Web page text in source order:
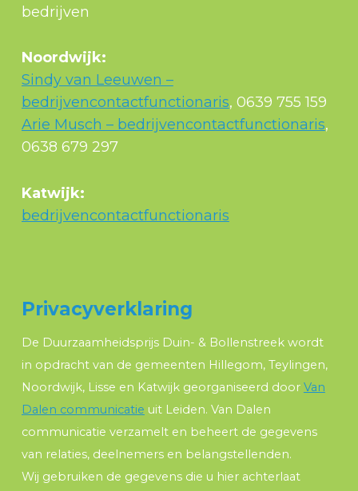
bedrijven
Noordwijk:
Sindy van Leeuwen –
bedrijvencontactfunctionaris, 0639 755 159
Arie Musch – bedrijvencontactfunctionaris,
0638 679 297
Katwijk:
bedrijvencontactfunctionaris
Privacyverklaring
De Duurzaamheidsprijs Duin- & Bollenstreek wordt
in opdracht van de gemeenten Hillegom, Teylingen,
Noordwijk, Lisse en Katwijk georganiseerd door Van
Dalen communicatie uit Leiden. Van Dalen
communicatie verzamelt en beheert de gegevens
van relaties, deelnemers en belangstellenden.
Wij gebruiken de gegevens die u hier achterlaat